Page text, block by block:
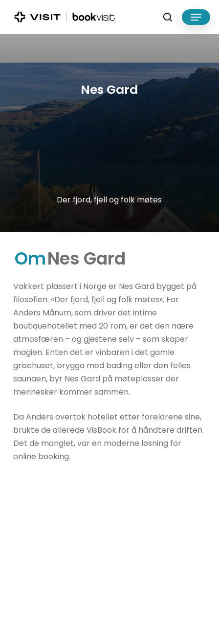
search
Menu
NesGard
Der fjord,fjellogfolkmøtes
OmNes Gard
Vakkert plassert i Norge er Nes Gard bygget på
filosofien: «Der fjord, fjell og folk møtes». For
Anders Månum, som driver det intime
boutiquehotellet med 20 rom, er det den nære
atmosfæren – og gjestene selv – som skaper
magien. Enten det er vinbaren i det gamle
grisehuset, brygga med bading eller den felles
saunaen, byr Nes Gard på møteplasser der
mennesker kommer sammen.
Da Anders overtok hotellet etter foreldrene sine,
brukte de allerede VisBook for å håndtere driften.
Det de manglet, var en moderne løsning for
online booking.